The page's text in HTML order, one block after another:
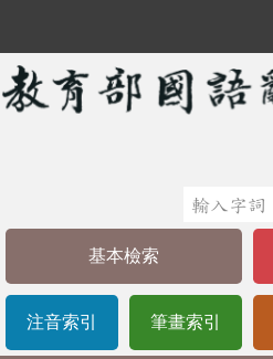
基本檢索
注音索引 筆畫索引